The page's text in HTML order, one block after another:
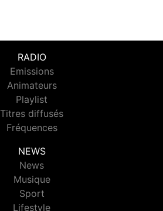
RADIO
Emissions
Animateurs
Playlist
Titres diffusés
Fréquences
NEWS
News
Musique
Sport
Lifestyle